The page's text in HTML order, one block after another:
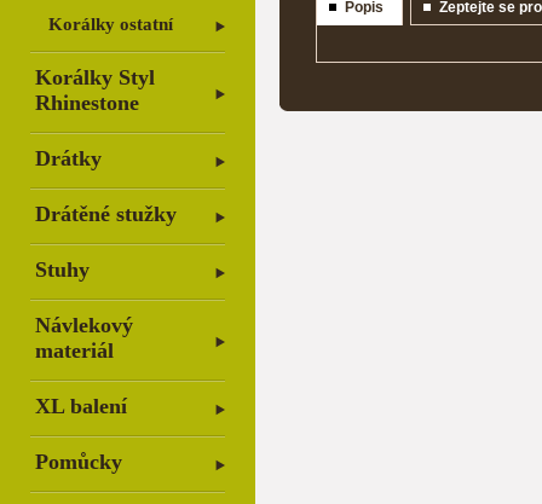
Korálky ostatní
Korálky Styl
Rhinestone
Drátky
Drátěné stužky
Stuhy
Návlekový
materiál
XL balení
Pomůcky
Popis Zeptejte se